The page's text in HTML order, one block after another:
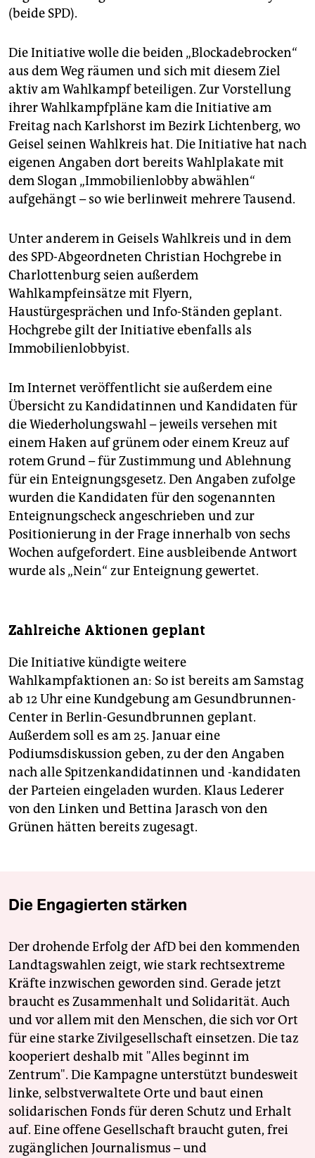
(beide SPD).
Die Initiative wolle die beiden „Blockadebrocken“
aus dem Weg räumen und sich mit diesem Ziel
aktiv am Wahlkampf beteiligen. Zur Vorstellung
ihrer Wahlkampfpläne kam die Initiative am
Freitag nach Karlshorst im Bezirk Lichtenberg, wo
Geisel seinen Wahlkreis hat. Die Initiative hat nach
eigenen Angaben dort bereits Wahlplakate mit
dem Slogan „Immobilienlobby abwählen“
aufgehängt – so wie berlinweit mehrere Tausend.
Unter anderem in Geisels Wahlkreis und in dem
des SPD-Abgeordneten Christian Hochgrebe in
Charlottenburg seien außerdem
Wahlkampfeinsätze mit Flyern,
Haustürgesprächen und Info-Ständen geplant.
Hochgrebe gilt der Initiative ebenfalls als
Immobilienlobbyist.
Im Internet veröffentlicht sie außerdem eine
Übersicht zu Kandidatinnen und Kandidaten für
die Wiederholungswahl – jeweils versehen mit
einem Haken auf grünem oder einem Kreuz auf
rotem Grund – für Zustimmung und Ablehnung
für ein Enteignungsgesetz. Den Angaben zufolge
wurden die Kandidaten für den sogenannten
Enteignungscheck angeschrieben und zur
Positionierung in der Frage innerhalb von sechs
Wochen aufgefordert. Eine ausbleibende Antwort
wurde als „Nein“ zur Enteignung gewertet.
Zahlreiche Aktionen geplant
Die Initiative kündigte weitere
Wahlkampfaktionen an: So ist bereits am Samstag
ab 12 Uhr eine Kundgebung am Gesundbrunnen-
Center in Berlin-Gesundbrunnen geplant.
Außerdem soll es am 25. Januar eine
Podiumsdiskussion geben, zu der den Angaben
nach alle Spitzenkandidatinnen und -kandidaten
der Parteien eingeladen wurden. Klaus Lederer
von den Linken und Bettina Jarasch von den
Grünen hätten bereits zugesagt.
Die Engagierten stärken
Der drohende Erfolg der AfD bei den kommenden
Landtagswahlen zeigt, wie stark rechtsextreme
Kräfte inzwischen geworden sind. Gerade jetzt
braucht es Zusammenhalt und Solidarität. Auch
und vor allem mit den Menschen, die sich vor Ort
für eine starke Zivilgesellschaft einsetzen. Die taz
kooperiert deshalb mit "Alles beginnt im
Zentrum". Die Kampagne unterstützt bundesweit
linke, selbstverwaltete Orte und baut einen
solidarischen Fonds für deren Schutz und Erhalt
auf. Eine offene Gesellschaft braucht guten, frei
zugänglichen Journalismus – und